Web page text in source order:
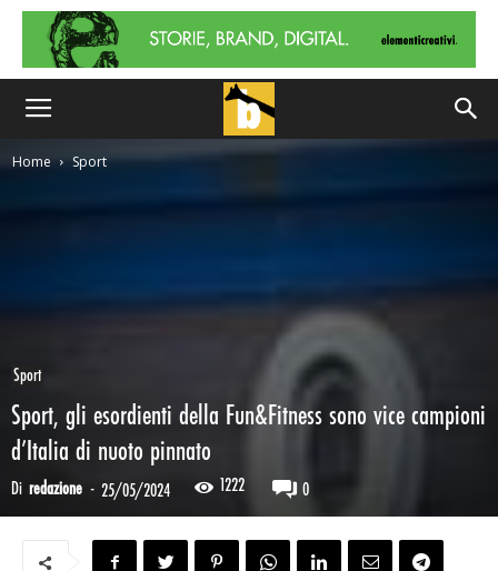
Home Sport
Sport
Sport, gli esordienti della Fun&Fitness sono vice campioni
d’Italia di nuoto pinnato
Di redazione - 25/05/2024 1222 0